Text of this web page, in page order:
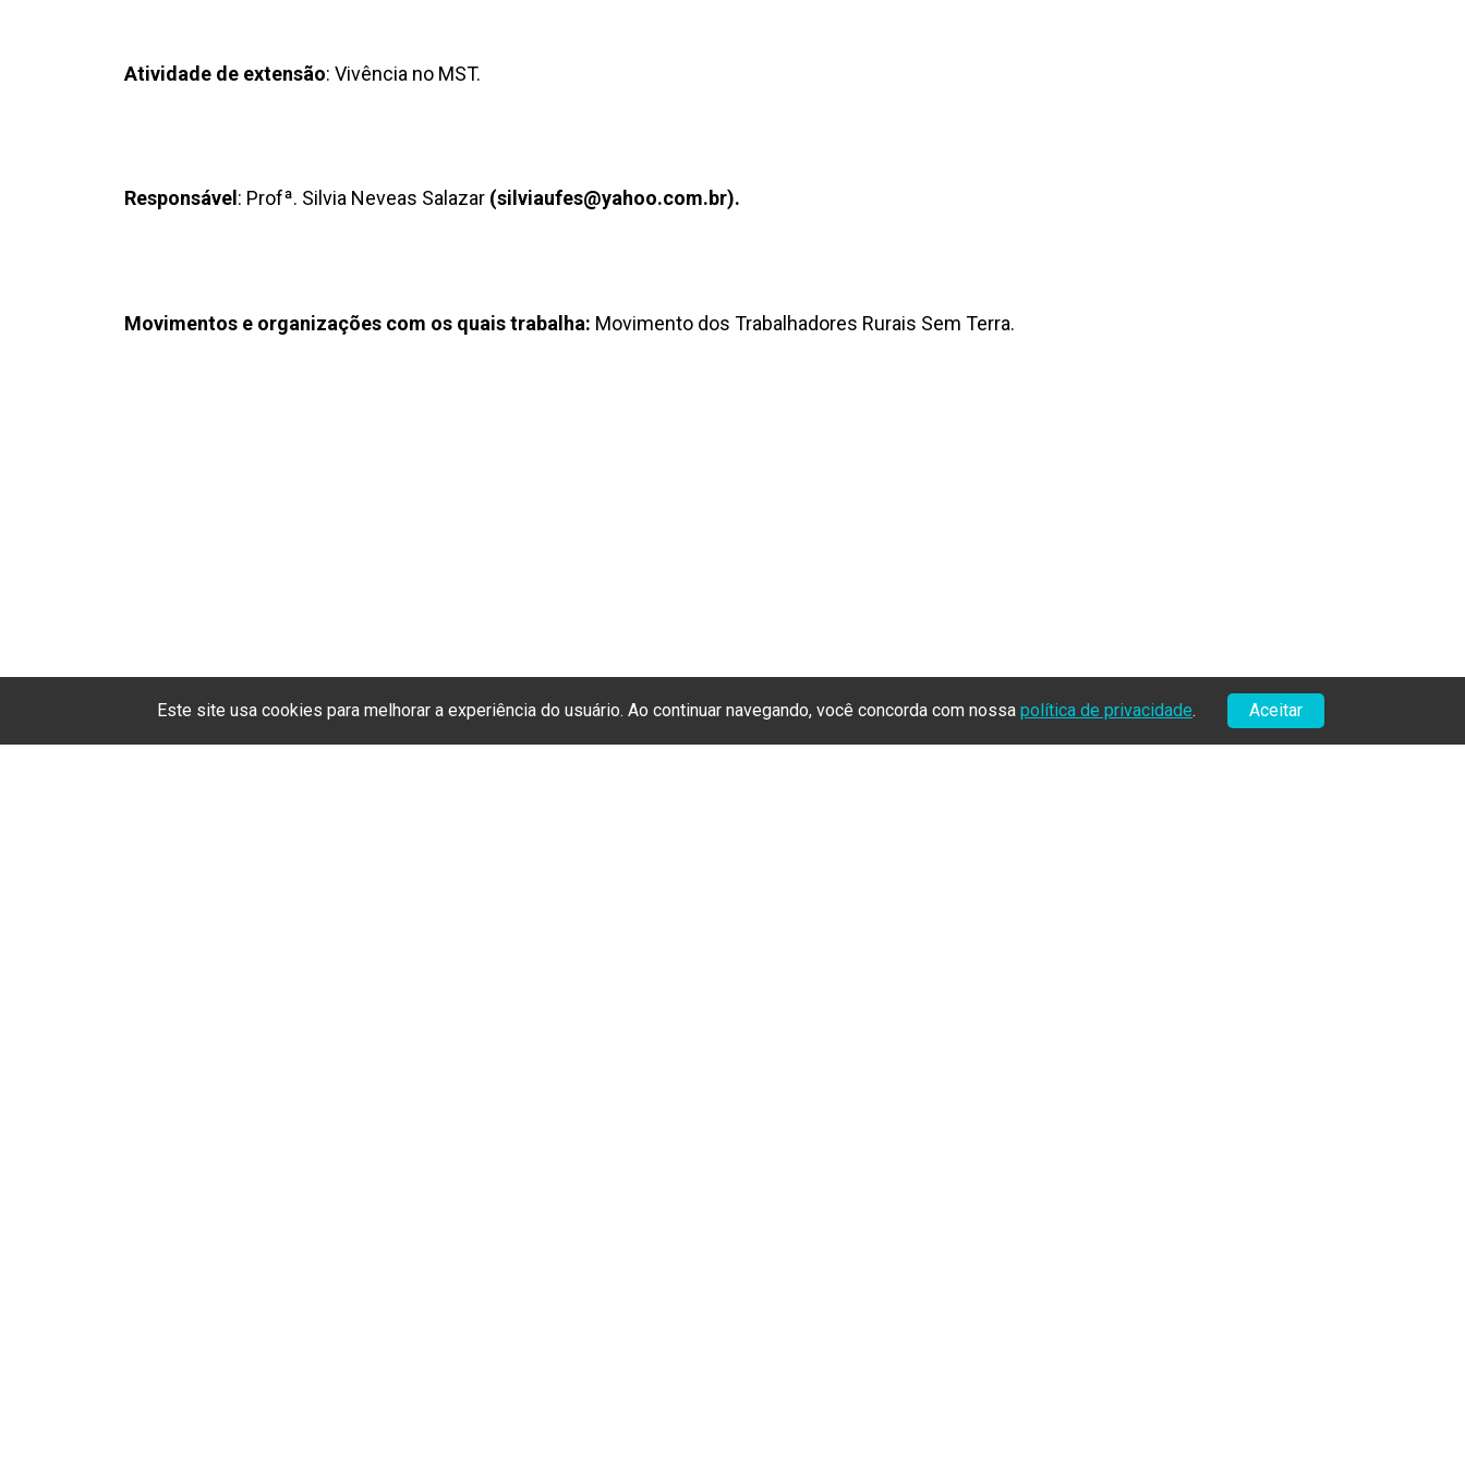
Atividade de extensão: Vivência no MST.
Responsável : Profª. Silvia Neveas Salazar (silviaufes@yahoo.com.br).
Movimentos e organizações com os quais trabalha: Movimento dos Trabalhadores Rurais Sem Terra.
Este site usa cookies para melhorar a experiência do usuário. Ao continuar navegando, você concorda com nossa política de privacidade. Aceitar